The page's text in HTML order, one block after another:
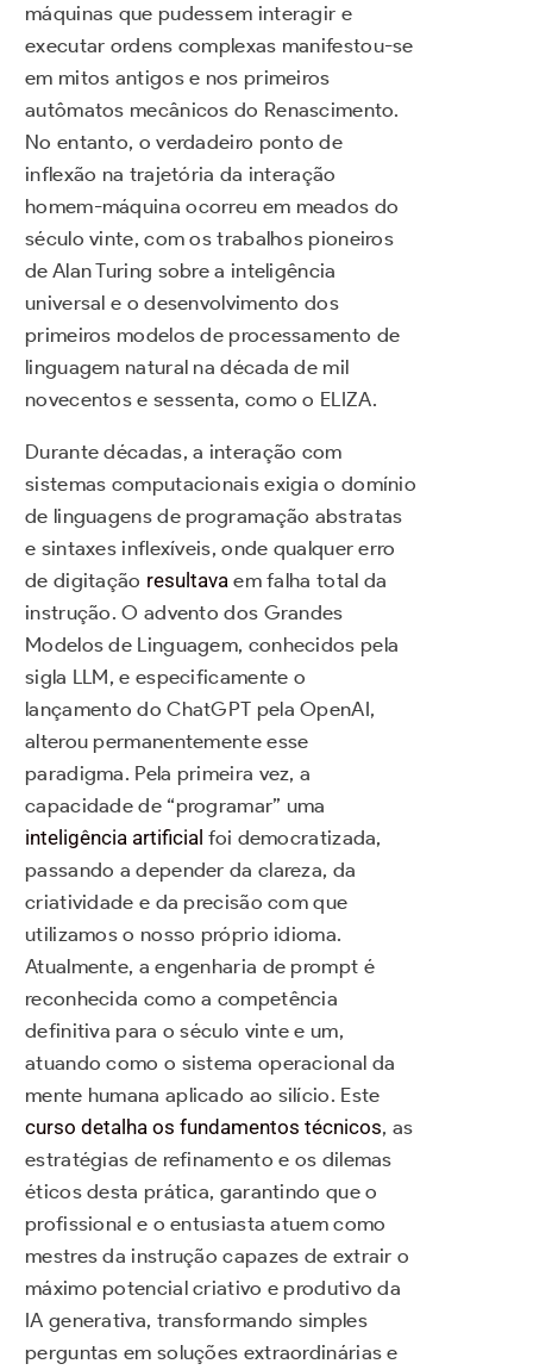
máquinas que pudessem interagir e
executar ordens complexas manifestou-se
em mitos antigos e nos primeiros
autômatos mecânicos do Renascimento.
No entanto, o verdadeiro ponto de
inflexão na trajetória da interação
homem-máquina ocorreu em meados do
século vinte, com os trabalhos pioneiros
de Alan Turing sobre a inteligência
universal e o desenvolvimento dos
primeiros modelos de processamento de
linguagem natural na década de mil
novecentos e sessenta, como o ELIZA.
Durante décadas, a interação com
sistemas computacionais exigia o domínio
de linguagens de programação abstratas
e sintaxes inflexíveis, onde qualquer erro
de digitação resultavaem falha total da
instrução. O advento dos Grandes
Modelos de Linguagem, conhecidos pela
sigla LLM, e especificamente o
lançamento do ChatGPT pela OpenAI,
alterou permanentemente esse
paradigma. Pela primeira vez, a
capacidade de “programar” uma
inteligência artificial foi democratizada,
passando a depender da clareza, da
criatividade e da precisão com que
utilizamos o nosso próprio idioma.
Atualmente, a engenharia de prompt é
reconhecida como a competência
definitiva para o século vinte e um,
atuando como o sistema operacional da
mente humana aplicado ao silício. Este
curso detalha os fundamentos técnicos, as
estratégias de refinamento e os dilemas
éticos desta prática, garantindo que o
profissional e o entusiasta atuem como
mestres da instrução capazes de extrair o
máximo potencial criativo e produtivo da
IA generativa, transformando simples
perguntas em soluções extraordinárias e